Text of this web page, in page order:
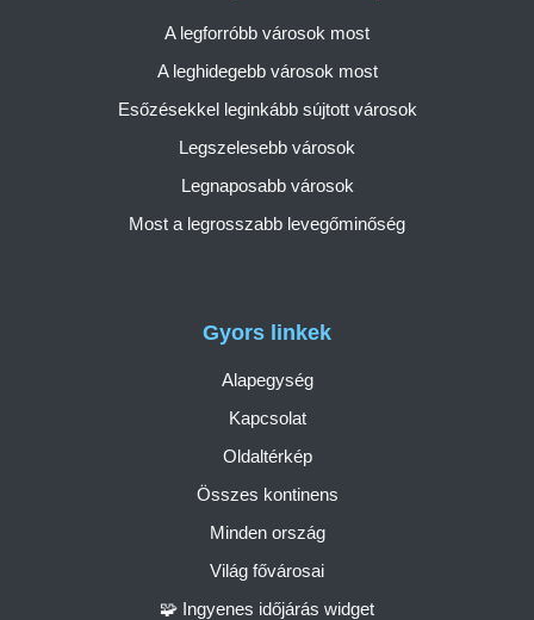
Gyors linkek
Alapegység
Kapcsolat
Oldaltérkép
Összes kontinens
Minden ország
Világ fővárosai
🧩 Ingyenes időjárás widget
A legforróbb városok most
A leghidegebb városok most
Esőzésekkel leginkább sújtott városok
Legszelesebb városok
Legnaposabb városok
Most a legrosszabb levegőminőség